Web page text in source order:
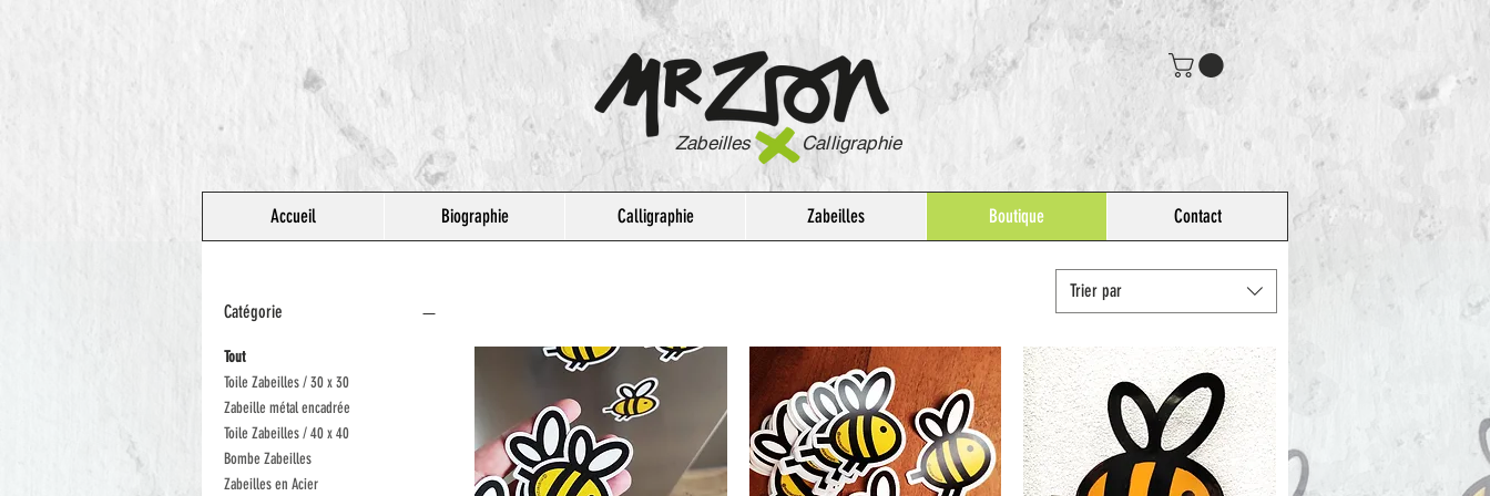
Zabeilles Calligraphie
Accueil Biographie Calligraphie Zabeilles Boutique Contact
Catégorie
Tout
Toile Zabeilles / 30 x 30
Zabeille métal encadrée
Toile Zabeilles / 40 x 40
Bombe Zabeilles
Zabeilles en Acier
Trier par